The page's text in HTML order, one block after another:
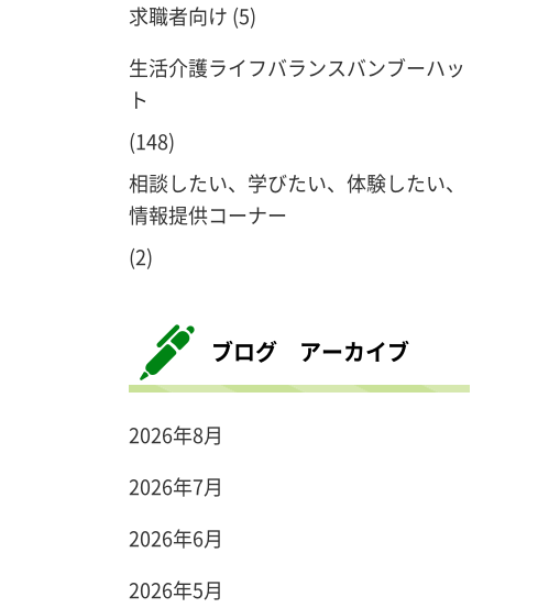
求職者向け (5)
生活介護ライフバランスバンブーハッ
ト
(148)
相談したい、学びたい、体験したい、
情報提供コーナー
(2)
ブログ アーカイブ
2026年8月
2026年7月
2026年6月
2026年5月